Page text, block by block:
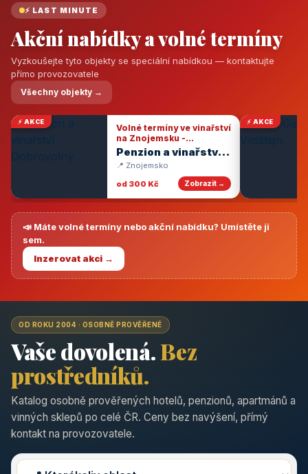
⚡ LAST MINUTE
Akční nabídky a volné termíny
Vyzkoušejte tyto objekty se speciální nabídkou — kontaktujte
přímo provozovatele
Všechny objekty →
⚡ AKCE
Volné termíny ve vinařství
na Znojemsku -
degustace vín
Penzion a vinařství
Dobrovolný
📍 Znojemsko
od 300 Kč
Zobrazit →
⚡ AKCE
📣 Máte volné termíny nebo akční nabídku? Umístěte ji
sem.
Inzerovat akci →
OD ROKU 2004 · OSOBNĚ PROVĚŘENÉ
Vaše dovolená.Bez
prostředníků.
Katalog osobně prověřených hotelů, penzionů, apartmánů a
vinných sklepů po celé ČR. Ceny bez navýšení, přímý
kontakt na provozovatele.